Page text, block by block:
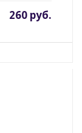
260 руб.